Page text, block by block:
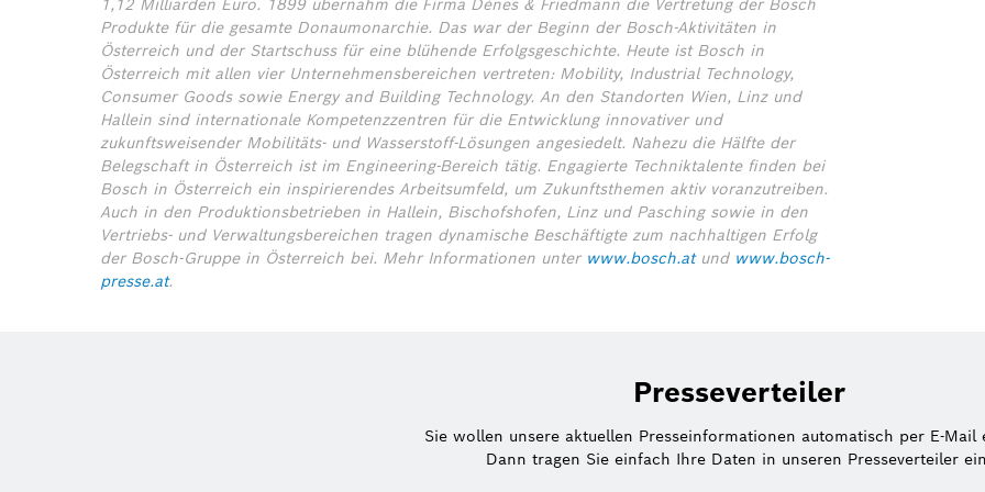
1,12 Milliarden Euro. 1899 übernahm die Firma Dénes & Friedmann die Vertretung der Bosch
Produkte für die gesamte Donaumonarchie. Das war der Beginn der Bosch-Aktivitäten in
Österreich und der Startschuss für eine blühende Erfolgsgeschichte. Heute ist Bosch in
Österreich mit allen vier Unternehmensbereichen vertreten: Mobility, Industrial Technology,
Consumer Goods sowie Energy and Building Technology. An den Standorten Wien, Linz und
Hallein sind internationale Kompetenzzentren für die Entwicklung innovativer und
zukunftsweisender Mobilitäts- und Wasserstoff-Lösungen angesiedelt. Nahezu die Hälfte der
Belegschaft in Österreich ist im Engineering-Bereich tätig. Engagierte Techniktalente finden bei
Bosch in Österreich ein inspirierendes Arbeitsumfeld, um Zukunftsthemen aktiv voranzutreiben.
Auch in den Produktionsbetrieben in Hallein, Bischofshofen, Linz und Pasching sowie in den
Vertriebs- und Verwaltungsbereichen tragen dynamische Beschäftigte zum nachhaltigen Erfolg
der Bosch-Gruppe in Österreich bei. Mehr Informationen unter www.bosch.atund www.bosch-
presse.at.
Presseverteiler
Sie wollen unsere aktuellen Presseinformationen automatisch per E-Mail
Dann tragen Sie einfach Ihre Daten in unseren Presseverteiler